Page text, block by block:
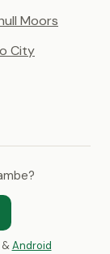
Moors
City
&Android